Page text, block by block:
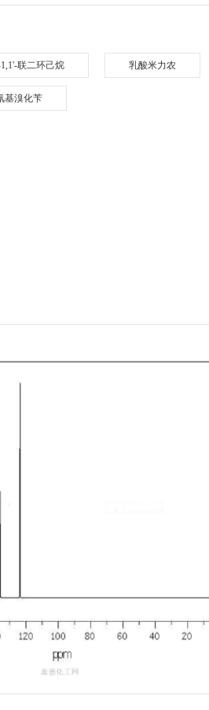
联二环己烷 乳酸米力农
基溴化苄